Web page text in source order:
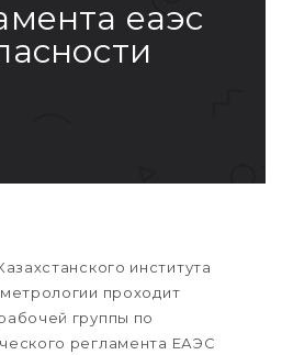
еаэс
института
проходит
группы по
регламента ЕАЭС